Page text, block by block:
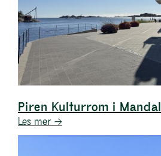
Piren Kulturrom i Mandal
Les mer →